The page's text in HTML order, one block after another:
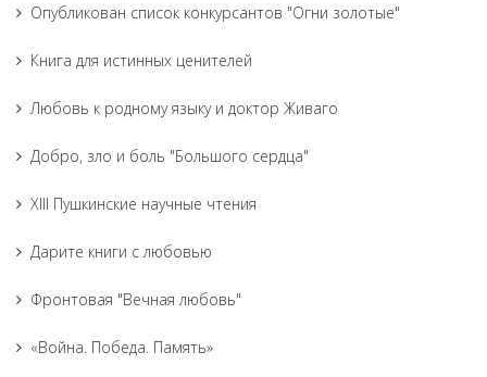
Опубликован список конкурсантов "Огни золотые"
Книга для истинных ценителей
Любовь к родному языку и доктор Живаго
Добро, зло и боль "Большого сердца"
XIII Пушкинские научные чтения
Дарите книги с любовью
Фронтовая "Вечная любовь"
«Война. Победа. Память»